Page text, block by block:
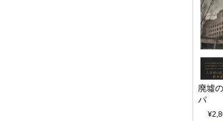
廃墟
パ